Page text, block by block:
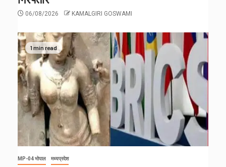
06/08/2026 KAMALGIRI GOSWAMI
1 min read
MP-04 भोपाल मध्यप्रदेश